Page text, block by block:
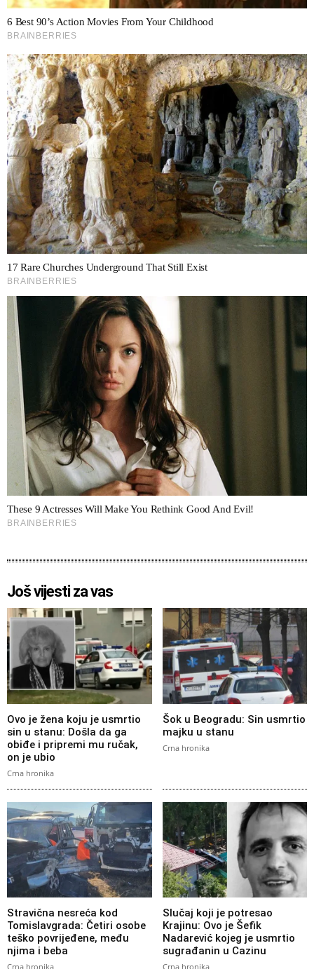
Još vijesti za vas
Ovo je žena koju je usmrtio
sin u stanu: Došla da ga
obiđe i pripremi mu ručak,
on je ubio
Crna hronika
Šok u Beogradu: Sin usmrtio
majku u stanu
Crna hronika
Stravična nesreća kod
Tomislavgrada: Četiri osobe
teško povrijeđene, među
njima i beba
Crna hronika
Slučaj koji je potresao
Krajinu: Ovo je Šefik
Nadarević kojeg je usmrtio
sugrađanin u Cazinu
Crna hronika